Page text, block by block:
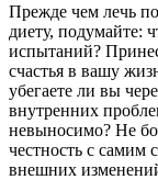
Прежде чем лечь
диету, подумайте:
испытаний?
счастья в вашу
убегаете ли вы
внутренних
невыносимо? Не
честность с самим
внешних